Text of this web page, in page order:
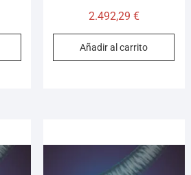
2.492,29 €
Añadir al carrito